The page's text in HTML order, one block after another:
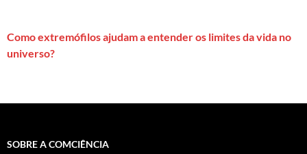
Como extremófilos ajudam a entender os limites da vida no
universo?
SOBRE A COMCIÊNCIA